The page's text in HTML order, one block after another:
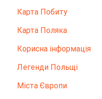
Карта Побиту
Карта Поляка
Корисна інформація
Легенди Польщі
Міста Європи